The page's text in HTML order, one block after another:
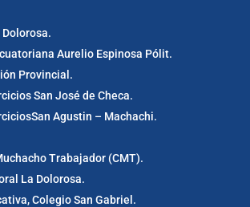
Aurelio Espinosa Pólit.
Provincial.
San José de Checa.
Agustin – Machachi.
Trabajador (CMT).
La Dolorosa.
Colegio San Gabriel.